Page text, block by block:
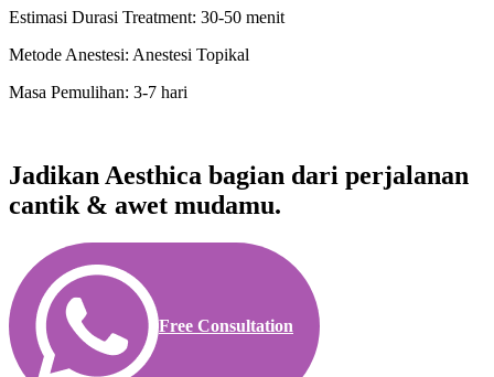
Estimasi Durasi Treatment: 30-50 menit
Metode Anestesi: Anestesi Topikal
Masa Pemulihan: 3-7 hari
Jadikan Aesthica bagian dari perjalanan
cantik & awet mudamu.
Free Consultation